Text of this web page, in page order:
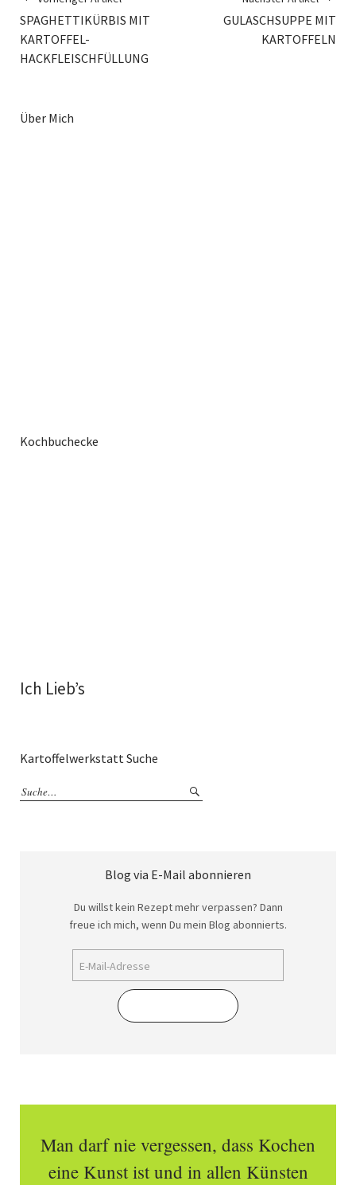
SPAGHETTIKÜRBIS MIT
KARTOFFEL-
HACKFLEISCHFÜLLUNG
GULASCHSUPPE MIT
KARTOFFELN
Über Mich
Kochbuchecke
Ich Lieb’s
Kartoffelwerkstatt Suche
Blog via E-Mail abonnieren
Du willst kein Rezept mehr verpassen? Dann
freue ich mich, wenn Du mein Blog abonnierts.
Man darf nie vergessen, dass Kochen
eine Kunst ist und in allen Künsten